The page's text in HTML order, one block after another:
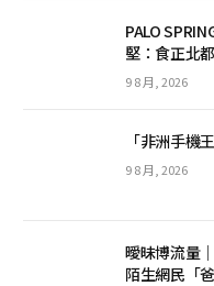
PALO
堅：食正北
9 8 月, 2026
「非洲手機
9 8 月, 2026
曖昧博流量
陌生網民「爸